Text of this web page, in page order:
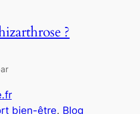
?
bien-être, Blog